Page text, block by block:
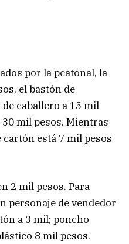
por la peatonal, la
el bastón de
caballero a 15 mil
mil pesos. Mientras
cartón está 7 mil pesos
2 mil pesos. Para
personaje de vendedor
a 3 mil; poncho
8 mil pesos.